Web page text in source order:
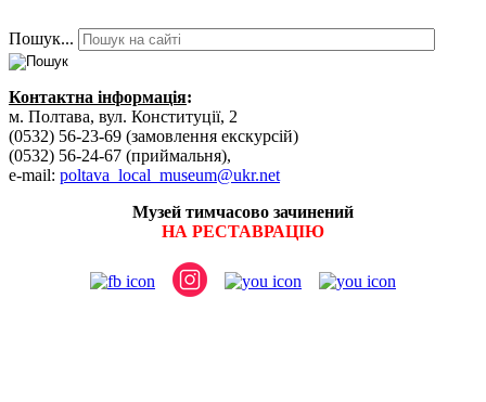
Пошук...
Контактна інформація:
м. Полтава, вул. Конституції, 2
(0532) 56-23-69 (замовлення екскурсій)
(0532) 56-24-67 (приймальня),
e-mail: poltava_local_museum@ukr.net
Музей тимчасово зачинений
НА РЕСТАВРАЦІЮ